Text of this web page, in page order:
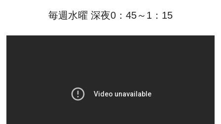
毎週水曜 深夜0：45～1：15